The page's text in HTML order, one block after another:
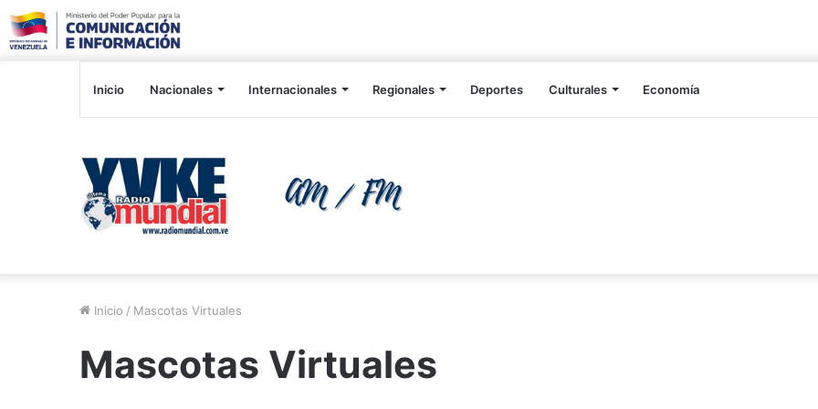
Inicio Nacionales Internacionales Regionales Deportes Culturales Economía
Inicio / Mascotas Virtuales
Mascotas Virtuales